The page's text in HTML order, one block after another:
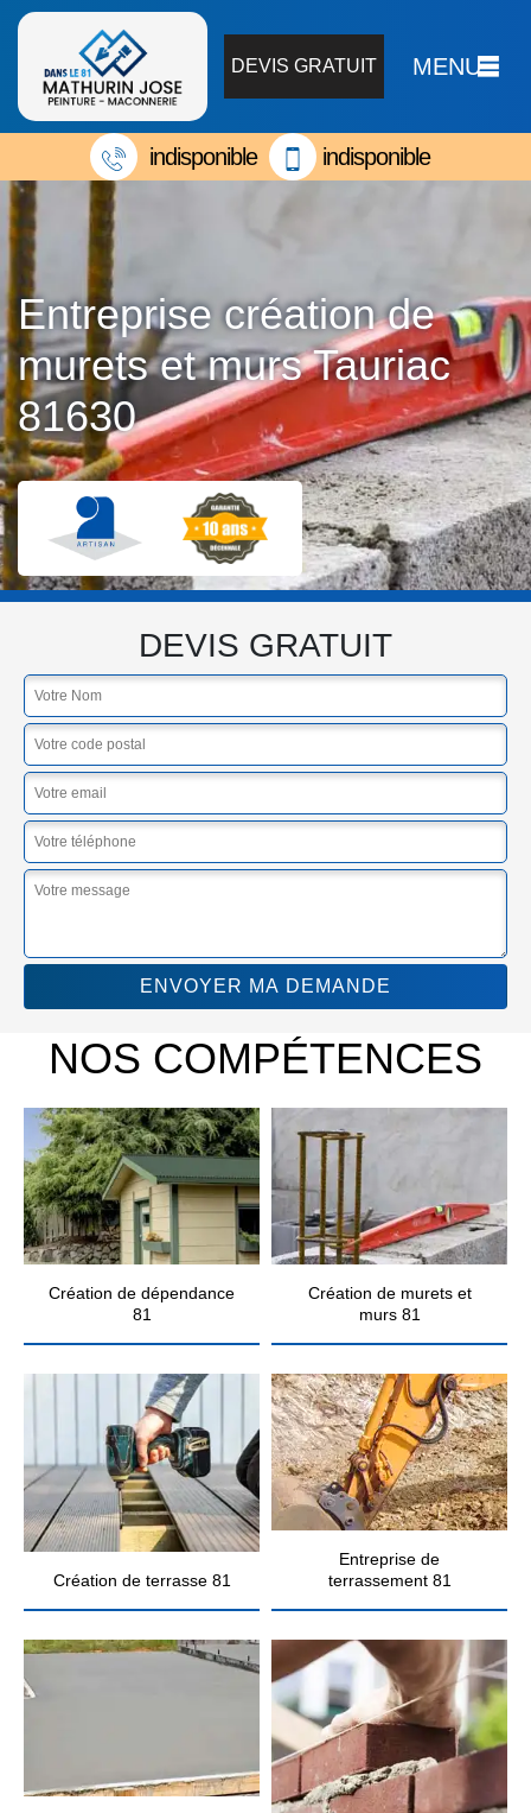
DEVIS GRATUIT MENU
indisponible indisponible
Entreprise création de
murets et murs Tauriac
81630
DEVIS GRATUIT
NOS COMPÉTENCES
Création de dépendance
81
Création de murets et
murs 81
Création de terrasse 81
Entreprise de
terrassement 81